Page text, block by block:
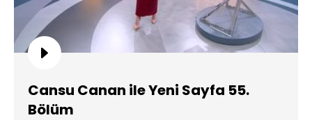
Cansu Canan ile Yeni Sayfa 55.
Bölüm